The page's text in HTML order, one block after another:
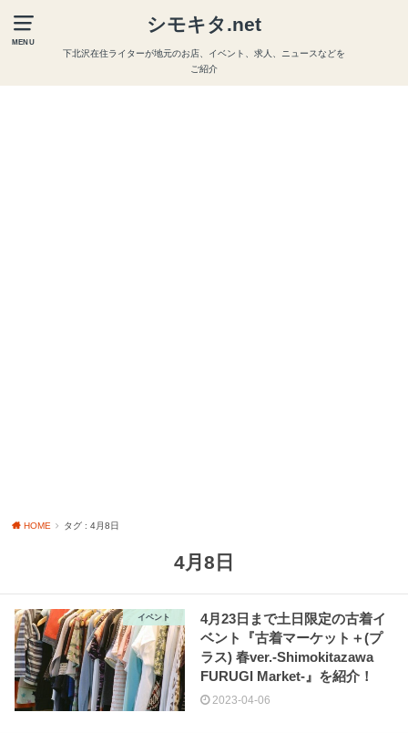
MENU
シモキタ.net
下北沢在住ライターが地元のお店、イベント、求人、ニュースなどを
ご紹介
HOME タグ : 4月8日
4月8日
イベント
4月23日まで土日限定の古着イ
ベント『古着マーケット＋(プ
ラス) 春ver.-Shimokitazawa
FURUGI Market-』を紹介！
2023-04-06